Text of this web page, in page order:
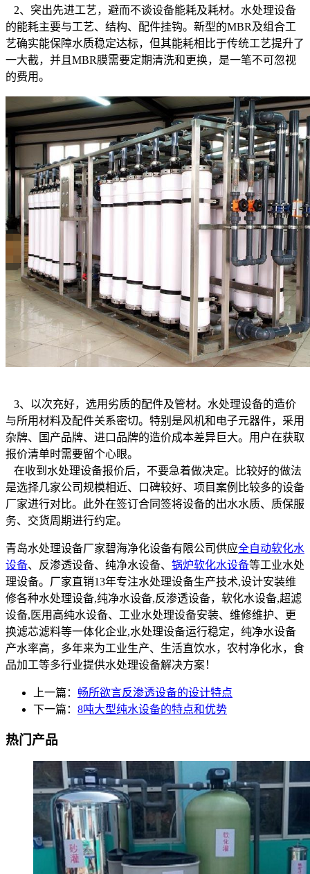
2、突出先进工艺，避而不谈设备能耗及耗材。水处理设备
的能耗主要与工艺、结构、配件挂钩。新型的MBR及组合工
艺确实能保障水质稳定达标，但其能耗相比于传统工艺提升了
一大截，并且MBR膜需要定期清洗和更换，是一笔不可忽视
的费用。
3、以次充好，选用劣质的配件及管材。水处理设备的造价
与所用材料及配件关系密切。特别是风机和电子元器件，采用
杂牌、国产品牌、进口品牌的造价成本差异巨大。用户在获取
报价清单时需要留个心眼。
在收到水处理设备报价后，不要急着做决定。比较好的做法
是选择几家公司规模相近、口碑较好、项目案例比较多的设备
厂家进行对比。此外在签订合同签将设备的出水水质、质保服
务、交货周期进行约定。
青岛水处理设备厂家碧海净化设备有限公司供应全自动软化水
设备、反渗透设备、纯净水设备、 锅炉软化水设备等工业水处
理设备。厂家直销13年专注水处理设备生产技术,设计安装维
修各种水处理设备,纯净水设备,反渗透设备，软化水设备,超滤
设备,医用高纯水设备、工业水处理设备安装、维修维护、更
换滤芯滤料等一体化企业,水处理设备运行稳定，纯净水设备
产水率高，多年来为工业生产、生活直饮水，农村净化水，食
品加工等多行业提供水处理设备解决方案！
上一篇： 畅所欲言反渗透设备的设计特点
下一篇： 8吨大型纯水设备的特点和优势
热门产品